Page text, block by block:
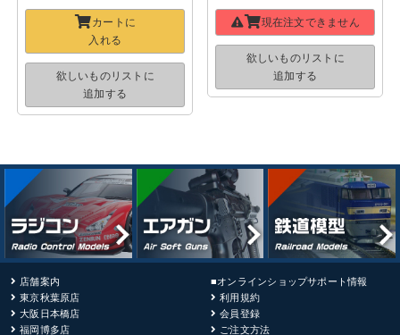
カートに
入れる
欲しいものリストに
追加する
現在注文できません
欲しいものリストに
追加する
店舗案内
東京秋葉原店
大阪日本橋店
福岡博多店
■オンラインショップサポート情報
利用規約
会員登録
ご注文方法